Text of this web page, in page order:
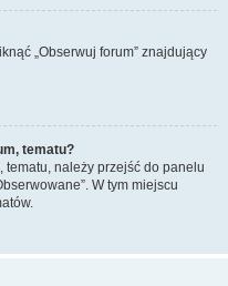
„Obserwuj forum” znajdujący
tematu?
tematu, należy przejść do panelu
W tym miejscu